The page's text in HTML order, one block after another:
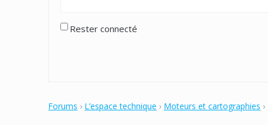
Rester connecté
Forums › L’espace technique › Moteurs et cartographies ›